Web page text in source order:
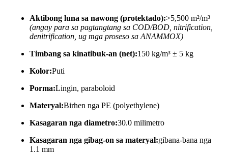
Aktibong luna sa nawong (protektado):>5,500 m²/m³
(angay para sa pagtangtang sa COD/BOD, nitrification,
denitrification, ug mga proseso sa ANAMMOX)
Timbang sa kinatibuk-an (net):150 kg/m³ ± 5 kg
Kolor:Puti
Porma:Lingin, paraboloid
Materyal:Birhen nga PE (polyethylene)
Kasagaran nga diametro:30.0 milimetro
Kasagaran nga gibag-on sa materyal:gibana-bana nga
1.1 mm